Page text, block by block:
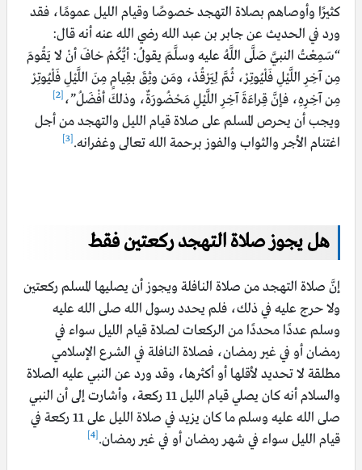
كثيرًا وأوصاهم بصلاة التهجد خصوصًا وقيام الليل عمومًا، فقد
ورد في الحديث عن جابر بن عبد الله رضي الله عنه أنه قال:
“سَمِعْتُ النبيَّ صَلَّى اللَّهُ عليه وسلَّمَ يقولُ: أيُّكُمْ خافَ أنْ لا يَقُومَ
مِن آخِرِ اللَّيْلِ فَلْيُوتِرْ، ثُمَّ لِيَرْقُدْ، ومَن وثِقَ بقِيامٍ مِنَ اللَّيْلِ فَلْيُوتِرْ
مِن آخِرِهِ، فإنَّ قِراءَةَ آخِرِ اللَّيْلِ مَحْضُورَةٌ، وذلكَ أفْضَلُ”،[2]
ويجب أن يحرص المسلم على صلاة قيام الليل والتهجد من أجل
اغتنام الأجر والثواب والفوز برحمة الله تعالى وغفرانه.[3]
هل يجوز صلاة التهجد ركعتين فقط
إنَّ صلاة التهجد من صلاة النافلة ويجوز أن يصليها المسلم ركعتين
ولا حرج عليه في ذلك، فلم يحدد رسول الله صلى الله عليه
وسلم عددًا محددًا من الركعات لصلاة قيام الليل سواء في
رمضان أو في غير رمضان، فصلاة النافلة في الشرع الإسلامي
مطلقة لا تحديد لأقلها أو أكثرها، وقد ورد عن النبي عليه الصلاة
والسلام أنه كان يصلي قيام الليل 11 ركعة، وأشارت إلى أن النبي
صلى الله عليه وسلم ما كان يزيد في صلاة الليل على 11 ركعة في
قيام الليل سواء في شهر رمضان أو في غير رمضان.[4]